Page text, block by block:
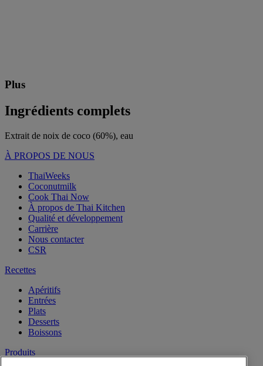
Plus
Ingrédients complets
Extrait de noix de coco (60%), eau
À PROPOS DE NOUS
ThaiWeeks
Coconutmilk
Cook Thai Now
À propos de Thai Kitchen
Qualité et développement
Carrière
Nous contacter
CSR
Recettes
Apéritifs
Entrées
Plats
Desserts
Boissons
Produits